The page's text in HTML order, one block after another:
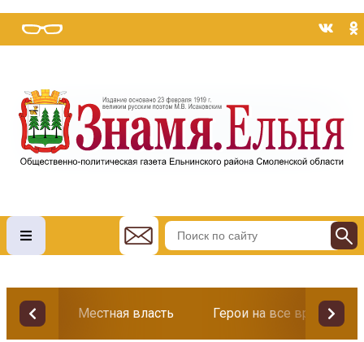
Местная власть Герои на все времена